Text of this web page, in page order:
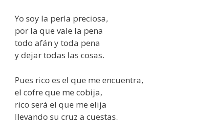
Yo soy la perla preciosa,
por la que vale la pena
todo afán y toda pena
y dejar todas las cosas.
Pues rico es el que me encuentra,
el cofre que me cobija,
rico será el que me elija
llevando su cruz a cuestas.